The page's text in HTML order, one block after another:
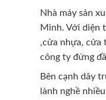
Nhà máy sản
Minh. Với diện
,cửa nhựa, cửa
công ty đứng
Bên cạnh dây
lành nghề